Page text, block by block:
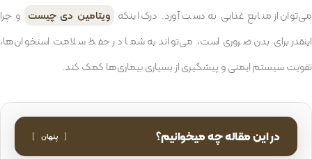
می‌توان از منابع غذایی به دست آورد. درک اینکه ویتامین دی چیست و چرا
اینقدر برای بدن ضروری است، می‌تواند به شما در حفظ سلامت استخوان‌ها،
تقویت سیستم ایمنی و پیشگیری از بسیاری بیماری‌ها کمک کند.
در این مقاله چه میخوانیم؟ پنهان